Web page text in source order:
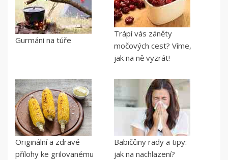
Gurmáni na túře
Trápí vás záněty
močových cest? Víme,
jak na ně vyzrát!
Originální a zdravé
přílohy ke grilovanému
Babiččiny rady a tipy:
jak na nachlazení?